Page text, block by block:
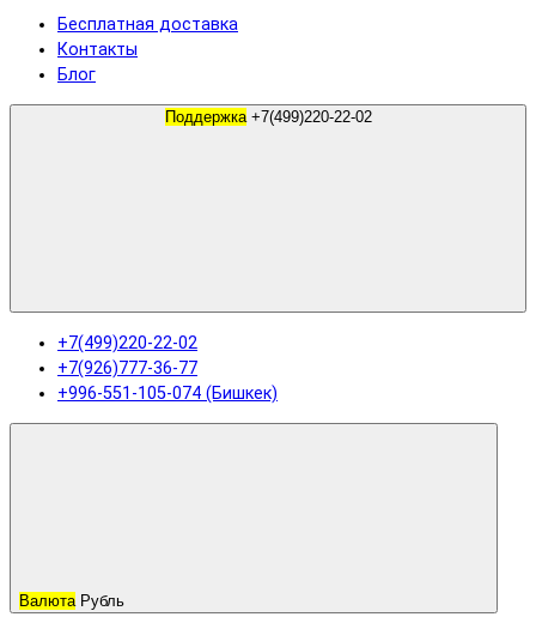
Бесплатная доставка
Контакты
Блог
Поддержка +7(499)220-22-02
+7(499)220-22-02
+7(926)777-36-77
+996-551-105-074 (Бишкек)
Валюта Рубль